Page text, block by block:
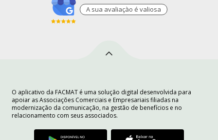
A sua avaliaçào é valiosa
O aplicativo da FACMAT é uma solução digital desenvolvida para
apoiar as Associações Comerciais e Empresariais filiadas na
modernização da comunicação, na gestão de benefícios e no
relacionamento com seus associados.